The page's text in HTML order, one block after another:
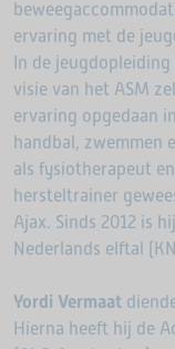
ervaring met de
In de
visie van het ASM
ervaring opgedaan
handbal, zwemmen
als fysiotherapeut
hersteltrainer
Ajax. Sinds 2012 is
Nederlands elftal
Yordi Vermaat
Hierna heeft hij de